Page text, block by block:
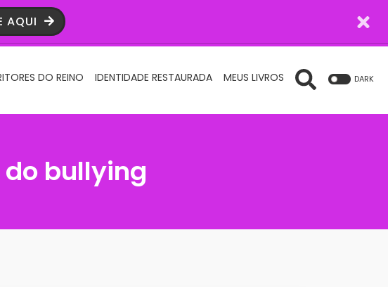
AQUI
DO REINO IDENTIDADE RESTAURADA MEUS LIVROS DARK
bullying